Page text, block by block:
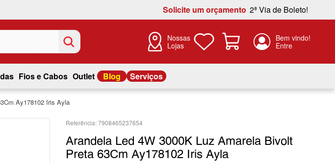
Solicite um orçamento 2ª Via de Boleto!
Nossas
Lojas
Fios e Cabos Outlet Blog Serviços
Ay178102 Iris Ayla
7908465237654
Arandela Led 4W 3000K Luz Amarela Bivolt
Preta 63Cm Ay178102 Iris Ayla